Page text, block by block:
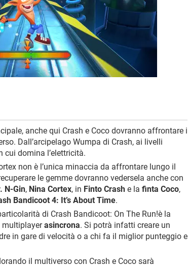
anche qui Crash e Coco dovranno affrontare i
Dall’arcipelago Wumpa di Crash, ai livelli
cui domina l’elettricità.
non è l’unica minaccia da affrontare lungo il
le gemme dovranno vedersela anche con
N-Gin, Nina Cortex, in Finto Crash e la finta Coco,
Bandicoot 4: It’s About Time.
di Crash Bandicoot: On The Run!è la
multiplayerasincrona. Si potrà infatti creare un
in gare di velocità o a chi fa il miglior punteggio e
il multiverso con Crash e Coco sarà